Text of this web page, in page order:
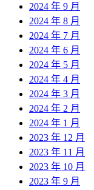
2024 年 9 月
2024 年 8 月
2024 年 7 月
2024 年 6 月
2024 年 5 月
2024 年 4 月
2024 年 3 月
2024 年 2 月
2024 年 1 月
2023 年 12 月
2023 年 11 月
2023 年 10 月
2023 年 9 月